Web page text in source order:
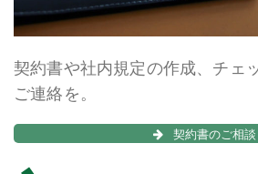
契約書や社内規定の作成、チェ
ご連絡を。
契約書のご相談